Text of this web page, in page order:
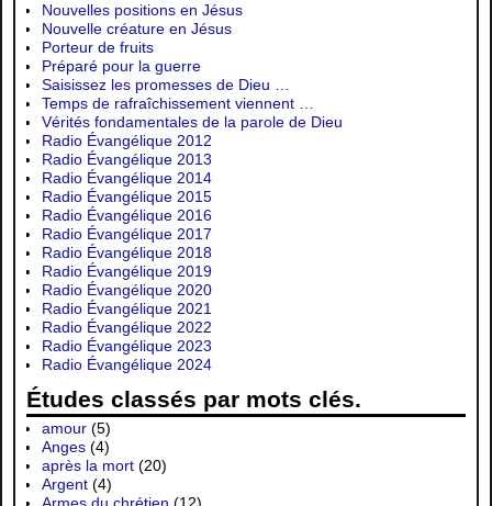
Nouvelles positions en Jésus
Nouvelle créature en Jésus
Porteur de fruits
Préparé pour la guerre
Saisissez les promesses de Dieu …
Temps de rafraîchissement viennent …
Vérités fondamentales de la parole de Dieu
Radio Évangélique 2012
Radio Évangélique 2013
Radio Évangélique 2014
Radio Évangélique 2015
Radio Évangélique 2016
Radio Évangélique 2017
Radio Évangélique 2018
Radio Évangélique 2019
Radio Évangélique 2020
Radio Évangélique 2021
Radio Évangélique 2022
Radio Évangélique 2023
Radio Évangélique 2024
Études classés par mots clés.
amour (5)
Anges (4)
après la mort (20)
Argent (4)